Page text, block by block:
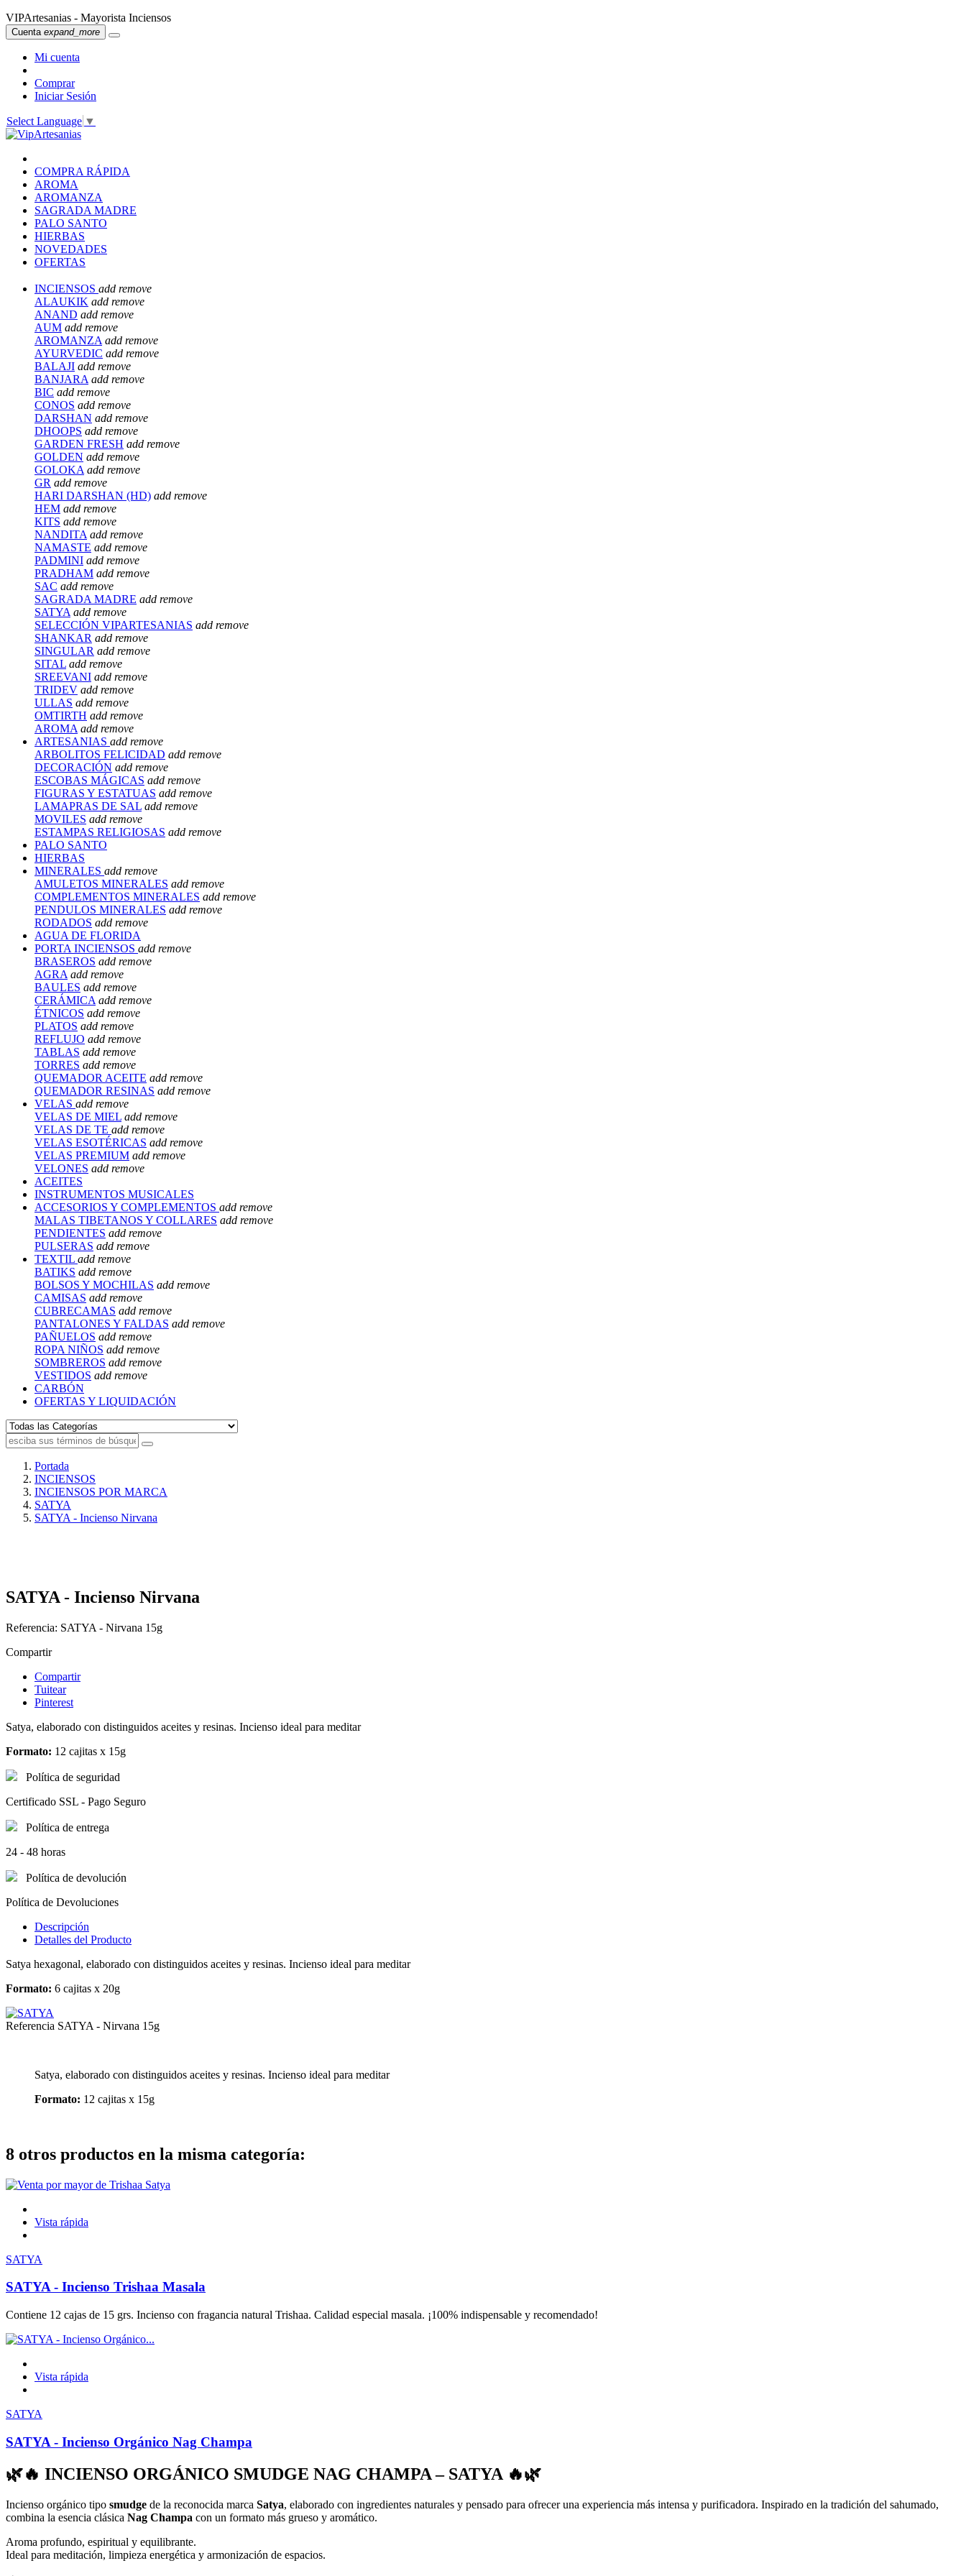
VIPArtesanias - Mayorista Inciensos
Cuenta expand_more
Mi cuenta
Comprar
Iniciar Sesión
Select Language ▼
COMPRA RÁPIDA
AROMA
AROMANZA
SAGRADA MADRE
PALO SANTO
HIERBAS
NOVEDADES
OFERTAS
INCIENSOS add remove
ALAUKIK add remove
ANAND add remove
AUM add remove
AROMANZA add remove
AYURVEDIC add remove
BALAJI add remove
BANJARA add remove
BIC add remove
CONOS add remove
DARSHAN add remove
DHOOPS add remove
GARDEN FRESH add remove
GOLDEN add remove
GOLOKA add remove
GR add remove
HARI DARSHAN (HD) add remove
HEM add remove
KITS add remove
NANDITA add remove
NAMASTE add remove
PADMINI add remove
PRADHAM add remove
SAC add remove
SAGRADA MADRE add remove
SATYA add remove
SELECCIÓN VIPARTESANIAS add remove
SHANKAR add remove
SINGULAR add remove
SITAL add remove
SREEVANI add remove
TRIDEV add remove
ULLAS add remove
OMTIRTH add remove
AROMA add remove
ARTESANIAS add remove
ARBOLITOS FELICIDAD add remove
DECORACIÓN add remove
ESCOBAS MÁGICAS add remove
FIGURAS Y ESTATUAS add remove
LAMAPRAS DE SAL add remove
MOVILES add remove
ESTAMPAS RELIGIOSAS add remove
PALO SANTO
HIERBAS
MINERALES add remove
AMULETOS MINERALES add remove
COMPLEMENTOS MINERALES add remove
PENDULOS MINERALES add remove
RODADOS add remove
AGUA DE FLORIDA
PORTA INCIENSOS add remove
BRASEROS add remove
AGRA add remove
BAULES add remove
CERÁMICA add remove
ÉTNICOS add remove
PLATOS add remove
REFLUJO add remove
TABLAS add remove
TORRES add remove
QUEMADOR ACEITE add remove
QUEMADOR RESINAS add remove
VELAS add remove
VELAS DE MIEL add remove
VELAS DE TE add remove
VELAS ESOTÉRICAS add remove
VELAS PREMIUM add remove
VELONES add remove
ACEITES
INSTRUMENTOS MUSICALES
ACCESORIOS Y COMPLEMENTOS add remove
MALAS TIBETANOS Y COLLARES add remove
PENDIENTES add remove
PULSERAS add remove
TEXTIL add remove
BATIKS add remove
BOLSOS Y MOCHILAS add remove
CAMISAS add remove
CUBRECAMAS add remove
PANTALONES Y FALDAS add remove
PAÑUELOS add remove
ROPA NIÑOS add remove
SOMBREROS add remove
VESTIDOS add remove
CARBÓN
OFERTAS Y LIQUIDACIÓN
Portada
INCIENSOS
INCIENSOS POR MARCA
SATYA
SATYA - Incienso Nirvana
SATYA - Incienso Nirvana
Referencia: SATYA - Nirvana 15g
Compartir
Compartir
Tuitear
Pinterest
Satya, elaborado con distinguidos aceites y resinas. Incienso ideal para meditar
Formato: 12 cajitas x 15g
Política de seguridad
Certificado SSL - Pago Seguro
Política de entrega
24 - 48 horas
Política de devolución
Política de Devoluciones
Descripción
Detalles del Producto
Satya hexagonal, elaborado con distinguidos aceites y resinas. Incienso ideal para meditar
Formato: 6 cajitas x 20g
Referencia SATYA - Nirvana 15g
Satya, elaborado con distinguidos aceites y resinas. Incienso ideal para meditar
Formato: 12 cajitas x 15g
8 otros productos en la misma categoría:
Vista rápida
SATYA
SATYA - Incienso Trishaa Masala
Contiene 12 cajas de 15 grs. Incienso con fragancia natural Trishaa. Calidad especial masala. ¡100% indispensable y recomendado!
Vista rápida
SATYA
SATYA - Incienso Orgánico Nag Champa
🌿🔥 INCIENSO ORGÁNICO SMUDGE NAG CHAMPA – SATYA 🔥🌿
Incienso orgánico tipo smudge de la reconocida marca Satya, elaborado con ingredientes naturales y pensado para ofrecer una experiencia más intensa y purificadora. Inspirado en la tradición del sahumado,
combina la esencia clásica Nag Champa con un formato más grueso y aromático.
Aroma profundo, espiritual y equilibrante.
Ideal para meditación, limpieza energética y armonización de espacios.